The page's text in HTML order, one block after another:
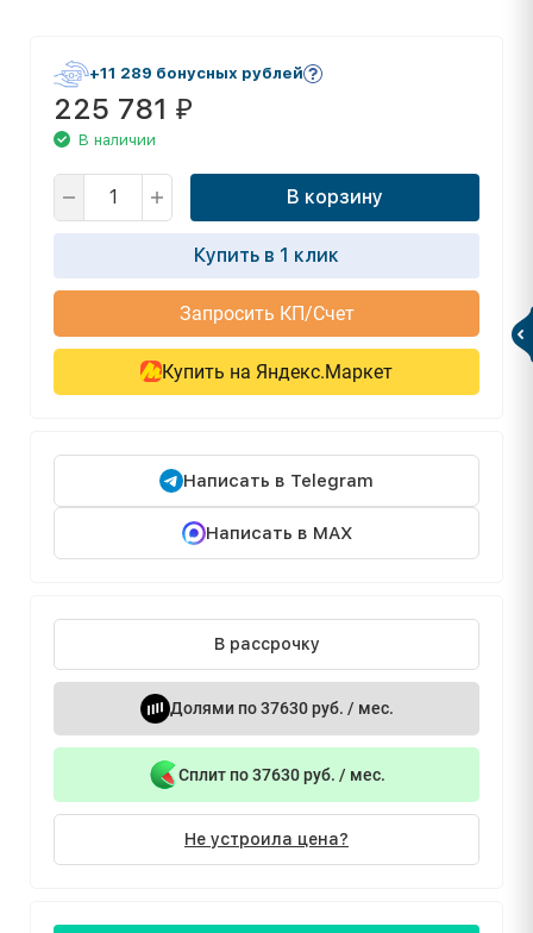
+11 289 бонусных рублей
225 781 ₽
В наличии
В корзину
Купить в 1 клик
Запросить КП/Счет
Купить на Яндекс.Маркет
Написать в Telegram
Написать в MAX
В рассрочку
Долями по 37630 руб. / мес.
Сплит по 37630 руб. / мес.
Не устроила цена?